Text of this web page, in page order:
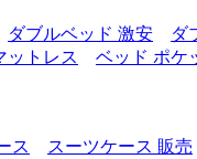
ダブルベッド 激安
ダ
ットレス
ベッド ポケ
ス
スーツケース 販売